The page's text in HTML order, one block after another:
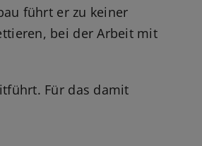
führt er zu keiner
bei der Arbeit mit
Für das damit